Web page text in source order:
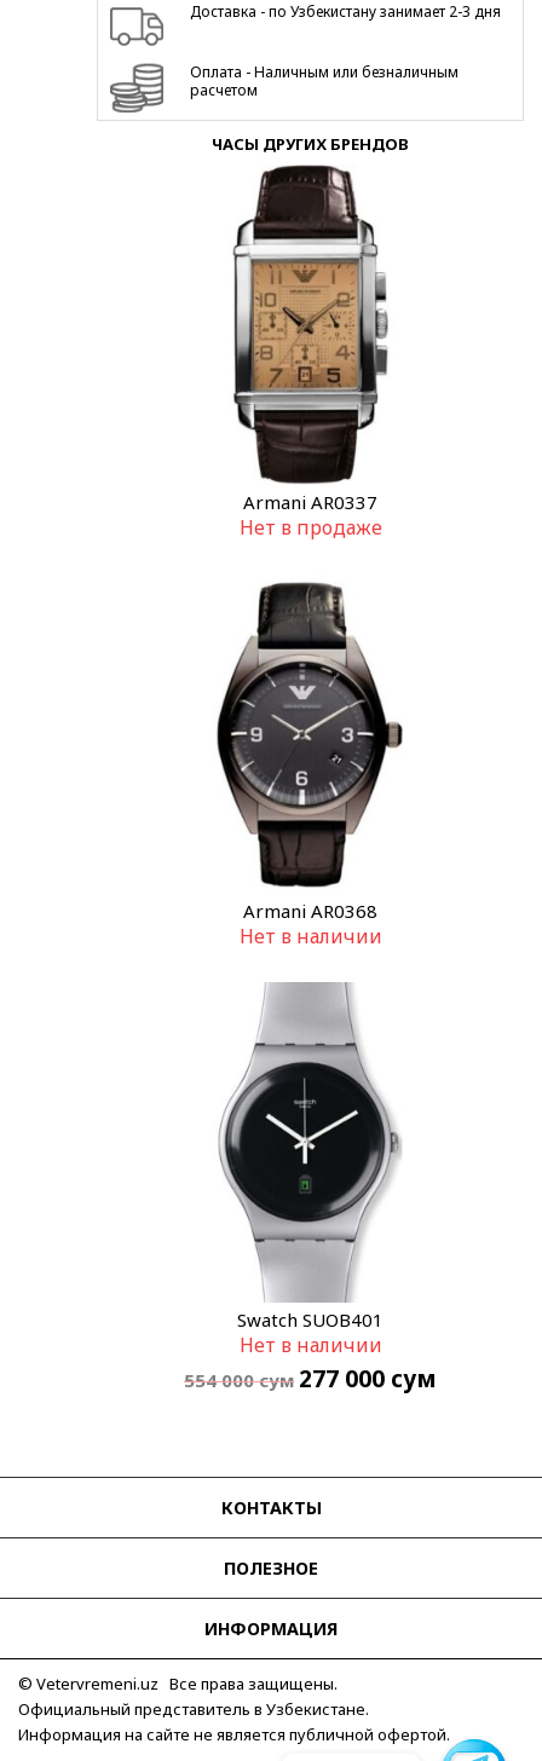
Доставка - по Узбекистану занимает 2-3 дня
Оплата - Наличным или безналичным
расчетом
ЧАСЫ ДРУГИХ БРЕНДОВ
Armani AR0337
Нет в продаже
Armani AR0368
Нет в наличии
Swatch SUOB401
Нет в наличии
554 000сум 277 000 сум
КОНТАКТЫ
ПОЛЕЗНОЕ
ИНФОРМАЦИЯ
© Vetervremeni.uz Все права защищены.
Официальный представитель в Узбекистане.
Информация на сайте не является публичной офертой.
Для связи